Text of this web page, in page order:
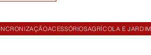
ACESSÓRIOSAGRÍCOLA E JARDIM